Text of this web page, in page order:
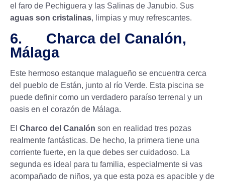
el faro de Pechiguera y las Salinas de Janubio. Sus
aguas son cristalinas, limpias y muy refrescantes.
6. Charca del Canalón,
Málaga
Este hermoso estanque malagueño se encuentra cerca
del pueblo de Están, junto al río Verde. Esta piscina se
puede definir como un verdadero paraíso terrenal y un
oasis en el corazón de Málaga.
El Charco del Canalón son en realidad tres pozas
realmente fantásticas. De hecho, la primera tiene una
corriente fuerte, en la que debes ser cuidadoso. La
segunda es ideal para tu familia, especialmente si vas
acompañado de niños, ya que esta poza es apacible y de